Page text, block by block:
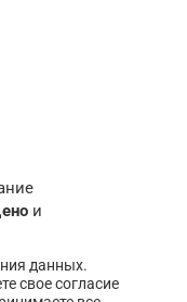
и
данных.
свое согласие